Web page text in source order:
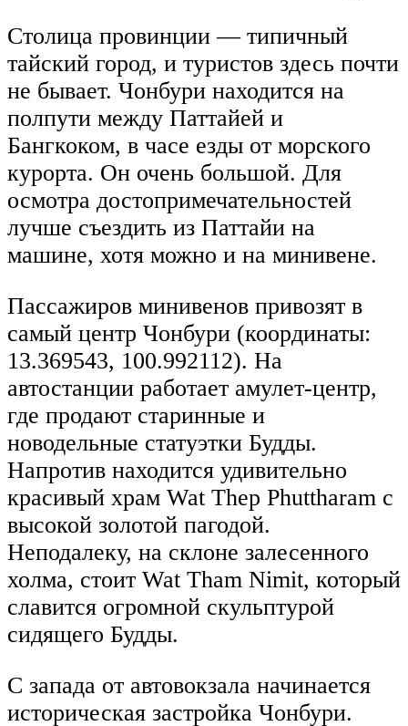
Столица провинции — типичный
тайский город, и туристов здесь почти
не бывает. Чонбури находится на
полпути между Паттайей и
Бангкоком, в часе езды от морского
курорта. Он очень большой. Для
осмотра достопримечательностей
лучше съездить из Паттайи на
машине, хотя можно и на минивене.
Пассажиров минивенов привозят в
самый центр Чонбури (координаты:
13.369543, 100.992112). На
автостанции работает амулет-центр,
где продают старинные и
новодельные статуэтки Будды.
Напротив находится удивительно
красивый храм Wat Thep Phuttharam с
высокой золотой пагодой.
Неподалеку, на склоне залесенного
холма, стоит Wat Tham Nimit, который
славится огромной скульптурой
сидящего Будды.
С запада от автовокзала начинается
историческая застройка Чонбури.